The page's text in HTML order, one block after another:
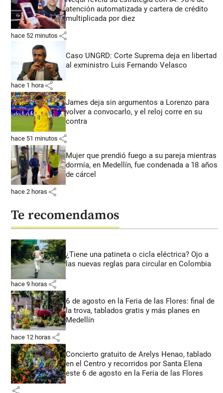
atención automatizada y cartera de crédito
multiplicada por diez
hace 52 minutos share
Caso UNGRD: Corte Suprema deja en libertad
al exministro Luis Fernando Velasco
hace 1 hora share
James deja sin argumentos a Lorenzo para
volver a convocarlo, y el reloj corre en su
contra
hace 51 minutos share
Mujer que prendió fuego a su pareja mientras
dormía, en Medellín, fue condenada a 18 años
de cárcel
hace 2 horas share
Te recomendamos
¿Tiene una patineta o cicla eléctrica? Ojo a
las nuevas reglas para circular en Colombia
hace 9 horas share
6 de agosto en la Feria de las Flores: final de
la trova, tablados gratis y más planes en
Medellín
hace 12 horas share
Concierto gratuito de Arelys Henao, tablado
en el Centro y recorridos por Santa Elena
este 6 de agosto en la Feria de las Flores
share